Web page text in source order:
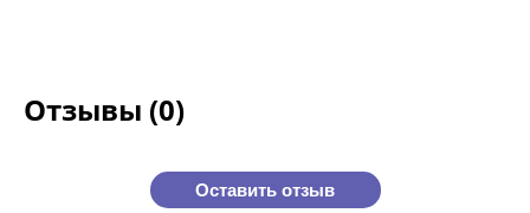
Отзывы (0)
Оставить отзыв